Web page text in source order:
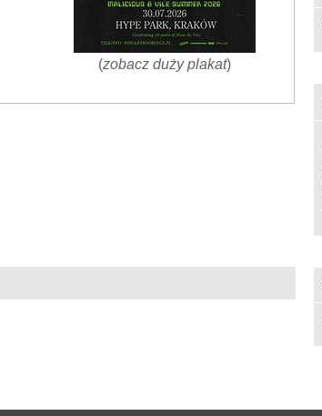
(zobacz duży plakat)